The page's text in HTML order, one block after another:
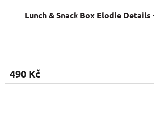
Lunch & Snack Box Elodie Details
490 Kč